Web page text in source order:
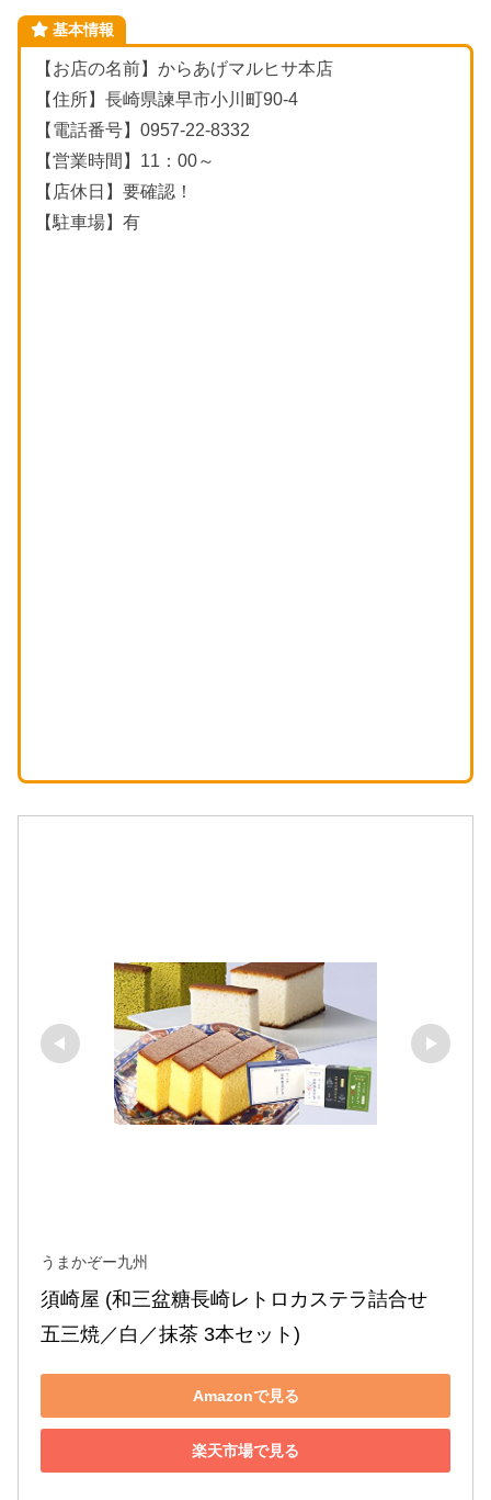
基本情報
【お店の名前】からあげマルヒサ本店
【住所】長崎県諫早市小川町90-4
【電話番号】0957-22-8332
【営業時間】11：00～
【店休日】要確認！
【駐車場】有
うまかぞー九州
須崎屋 (和三盆糖長崎レトロカステラ詰合せ
五三焼／白／抹茶 3本セット)
Amazonで見る
楽天市場で見る